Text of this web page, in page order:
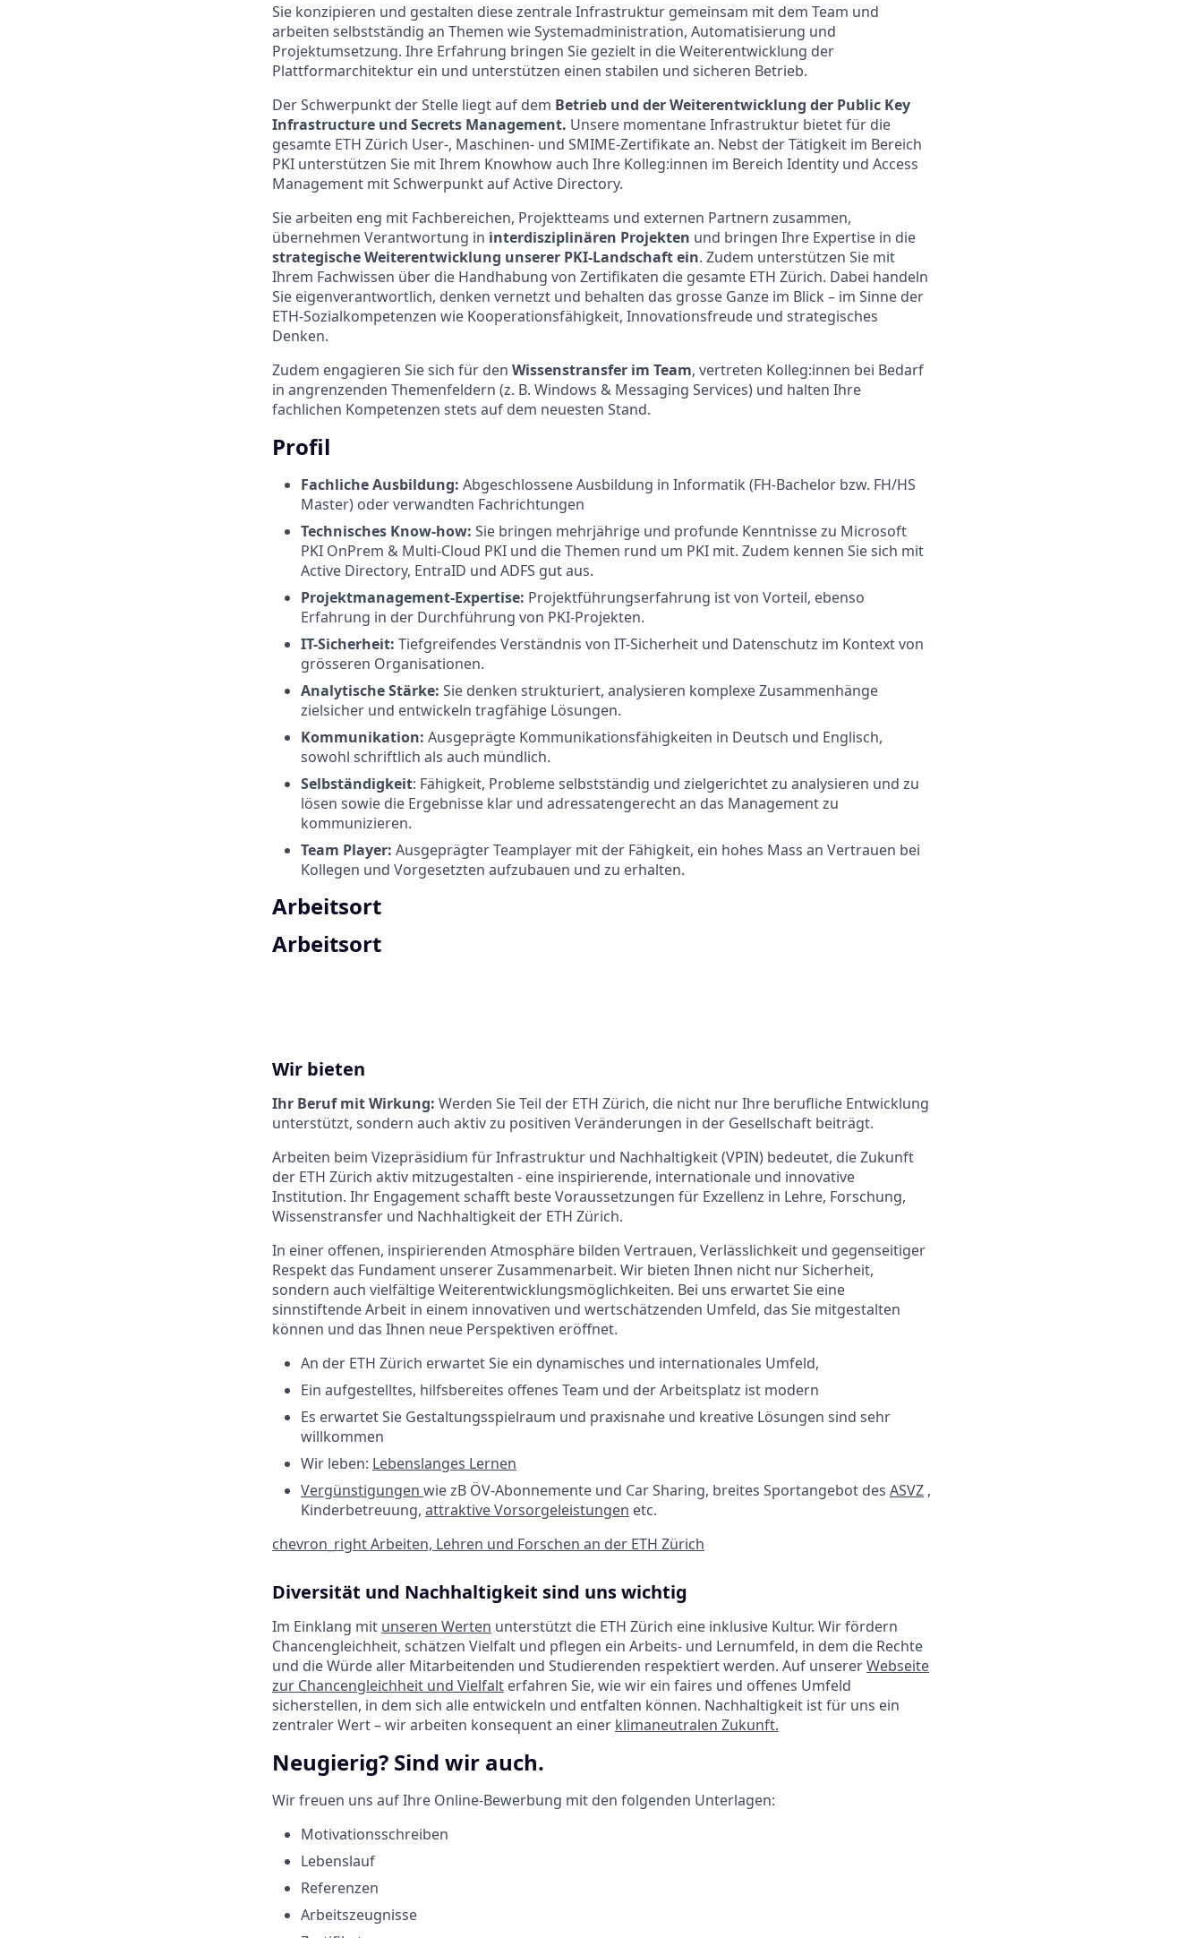
Sie konzipieren und gestalten diese zentrale Infrastruktur gemeinsam mit dem Team und
arbeiten selbstständig an Themen wie Systemadministration, Automatisierung und
Projektumsetzung. Ihre Erfahrung bringen Sie gezielt in die Weiterentwicklung der
Plattformarchitektur ein und unterstützen einen stabilen und sicheren Betrieb.
Der Schwerpunkt der Stelle liegt auf dem Betrieb und der Weiterentwicklung der Public Key
Infrastructure und Secrets Management. Unsere momentane Infrastruktur bietet für die
gesamte ETH Zürich User-, Maschinen- und SMIME-Zertifikate an. Nebst der Tätigkeit im Bereich
PKI unterstützen Sie mit Ihrem Knowhow auch Ihre Kolleg:innen im Bereich Identity und Access
Management mit Schwerpunkt auf Active Directory.
Sie arbeiten eng mit Fachbereichen, Projektteams und externen Partnern zusammen,
übernehmen Verantwortung in interdisziplinären Projekten und bringen Ihre Expertise in die
strategische Weiterentwicklung unserer PKI-Landschaft ein. Zudem unterstützen Sie mit
Ihrem Fachwissen über die Handhabung von Zertifikaten die gesamte ETH Zürich. Dabei handeln
Sie eigenverantwortlich, denken vernetzt und behalten das grosse Ganze im Blick – im Sinne der
ETH-Sozialkompetenzen wie Kooperationsfähigkeit, Innovationsfreude und strategisches
Denken.
Zudem engagieren Sie sich für den Wissenstransfer im Team, vertreten Kolleg:innen bei Bedarf
in angrenzenden Themenfeldern (z. B. Windows & Messaging Services) und halten Ihre
fachlichen Kompetenzen stets auf dem neuesten Stand.
Profil
Fachliche Ausbildung: Abgeschlossene Ausbildung in Informatik (FH-Bachelor bzw. FH/HS
Master) oder verwandten Fachrichtungen
Technisches Know-how: Sie bringen mehrjährige und profunde Kenntnisse zu Microsoft
PKI OnPrem & Multi-Cloud PKI und die Themen rund um PKI mit. Zudem kennen Sie sich mit
Active Directory, EntraID und ADFS gut aus.
Projektmanagement-Expertise: Projektführungserfahrung ist von Vorteil, ebenso
Erfahrung in der Durchführung von PKI-Projekten.
IT-Sicherheit: Tiefgreifendes Verständnis von IT-Sicherheit und Datenschutz im Kontext von
grösseren Organisationen.
Analytische Stärke: Sie denken strukturiert, analysieren komplexe Zusammenhänge
zielsicher und entwickeln tragfähige Lösungen.
Kommunikation: Ausgeprägte Kommunikationsfähigkeiten in Deutsch und Englisch,
sowohl schriftlich als auch mündlich.
Selbständigkeit: Fähigkeit, Probleme selbstständig und zielgerichtet zu analysieren und zu
lösen sowie die Ergebnisse klar und adressatengerecht an das Management zu
kommunizieren.
Team Player: Ausgeprägter Teamplayer mit der Fähigkeit, ein hohes Mass an Vertrauen bei
Kollegen und Vorgesetzten aufzubauen und zu erhalten.
Arbeitsort
Arbeitsort
Wir bieten
Ihr Beruf mit Wirkung: Werden Sie Teil der ETH Zürich, die nicht nur Ihre berufliche Entwicklung
unterstützt, sondern auch aktiv zu positiven Veränderungen in der Gesellschaft beiträgt.
Arbeiten beim Vizepräsidium für Infrastruktur und Nachhaltigkeit (VPIN) bedeutet, die Zukunft
der ETH Zürich aktiv mitzugestalten - eine inspirierende, internationale und innovative
Institution. Ihr Engagement schafft beste Voraussetzungen für Exzellenz in Lehre, Forschung,
Wissenstransfer und Nachhaltigkeit der ETH Zürich.
In einer offenen, inspirierenden Atmosphäre bilden Vertrauen, Verlässlichkeit und gegenseitiger
Respekt das Fundament unserer Zusammenarbeit. Wir bieten Ihnen nicht nur Sicherheit,
sondern auch vielfältige Weiterentwicklungsmöglichkeiten. Bei uns erwartet Sie eine
sinnstiftende Arbeit in einem innovativen und wertschätzenden Umfeld, das Sie mitgestalten
können und das Ihnen neue Perspektiven eröffnet.
An der ETH Zürich erwartet Sie ein dynamisches und internationales Umfeld,
Ein aufgestelltes, hilfsbereites offenes Team und der Arbeitsplatz ist modern
Es erwartet Sie Gestaltungsspielraum und praxisnahe und kreative Lösungen sind sehr
willkommen
Wir leben: Lebenslanges Lernen
Vergünstigungen wie zB ÖV-Abonnemente und Car Sharing, breites Sportangebot des ASVZ ,
Kinderbetreuung, attraktive Vorsorgeleistungen etc.
chevron_rightArbeiten, Lehren und Forschen an der ETH Zürich
Diversität und Nachhaltigkeit sind uns wichtig
Im Einklang mit unseren Werten unterstützt die ETH Zürich eine inklusive Kultur. Wir fördern
Chancengleichheit, schätzen Vielfalt und pflegen ein Arbeits- und Lernumfeld, in dem die Rechte
und die Würde aller Mitarbeitenden und Studierenden respektiert werden. Auf unsererWebseite
zur Chancengleichheit und Vielfalt erfahren Sie, wie wir ein faires und offenes Umfeld
sicherstellen, in dem sich alle entwickeln und entfalten können. Nachhaltigkeit ist für uns ein
zentraler Wert – wir arbeiten konsequent an einer klimaneutralen Zukunft.
Neugierig? Sind wir auch.
Wir freuen uns auf Ihre Online-Bewerbung mit den folgenden Unterlagen:
Motivationsschreiben
Lebenslauf
Referenzen
Arbeitszeugnisse